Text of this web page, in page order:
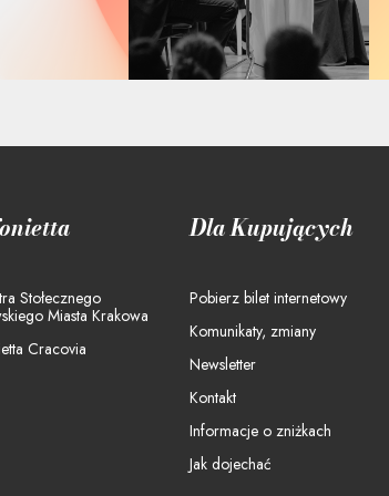
Stołecznego
Miasta Krakowa
Cracovia
Dla Kupujących
Pobierz bilet internetowy
Komunikaty, zmiany
Newsletter
Kontakt
Informacje o zniżkach
Jak dojechać